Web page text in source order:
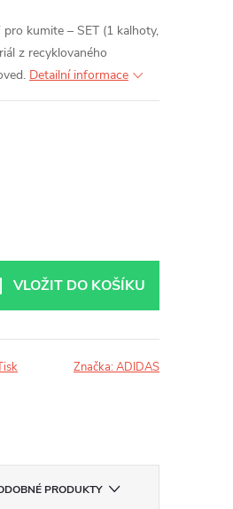
kumite – SET (1 kalhoty,
z recyklovaného
Detailní informace
VLOŽIT DO KOŠÍKU
Značka:ADIDAS
PRODUKTY